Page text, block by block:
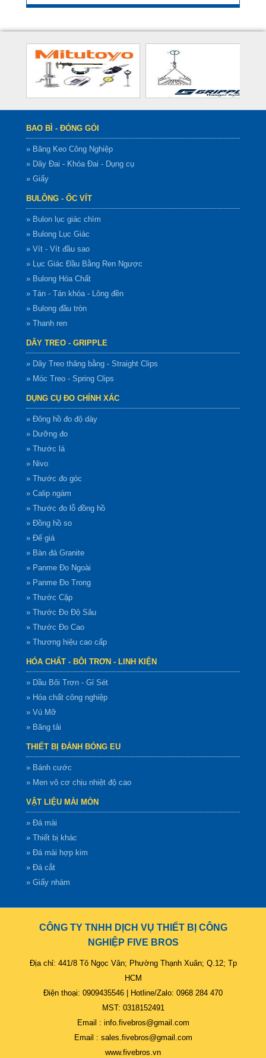
BAO BÌ - ĐÓNG GÓI
» Băng Keo Công Nghiệp
» Dây Đai - Khóa Đai - Dụng cụ
» Giấy
BULÔNG - ỐC VÍT
» Bulon lục giác chìm
» Bulong Lục Giác
» Vít - Vít đầu sao
» Lục Giác Đầu Bằng Ren Ngược
» Bulong Hóa Chất
» Tán - Tán khóa - Lông đền
» Bulong đầu tròn
» Thanh ren
DÂY TREO - GRIPPLE
» Dây Treo thăng bằng - Straight Clips
» Móc Treo - Spring Clips
DỤNG CỤ ĐO CHÍNH XÁC
» Đông hồ đo độ dày
» Dưỡng đo
» Thước lá
» Nivo
» Thước đo góc
» Calip ngàm
» Thước đo lỗ đồng hồ
» Đồng hồ so
» Đế giá
» Bàn đá Granite
» Panme Đo Ngoài
» Panme Đo Trong
» Thước Cặp
» Thước Đo Độ Sâu
» Thước Đo Cao
» Thương hiệu cao cấp
HÓA CHẤT - BÔI TRƠN - LINH KIỆN
» Dầu Bôi Trơn - Gỉ Sét
» Hóa chất công nghiệp
» Vú Mỡ
» Băng tải
THIẾT BỊ ĐÁNH BÓNG EU
» Bánh cước
» Men vô cơ chịu nhiệt độ cao
VẬT LIỆU MÀI MÒN
» Đá mài
» Thiết bị khác
» Đá mài hợp kim
» Đá cắt
» Giấy nhám
CÔNG TY TNHH DỊCH VỤ THIẾT BỊ CÔNG
NGHIỆP FIVE BROS
Địa chỉ: 441/8 Tô Ngọc Vân; Phường Thạnh Xuân; Q.12; Tp
HCM
Điện thoại: 0909435546 | Hotline/Zalo: 0968 284 470
MST: 0318152491
Email : info.fivebros@gmail.com
Email : sales.fivebros@gmail.com
www.fivebros.vn